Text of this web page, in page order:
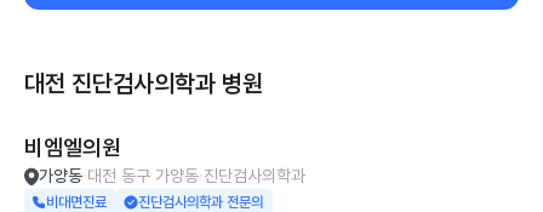
대전 진단검사의학과 병원
비엠엘의원
가양동 대전 동구 가양동 진단검사의학과
비대면진료 진단검사의학과 전문의